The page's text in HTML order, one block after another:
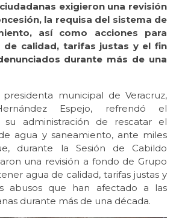
exigieron una revisión
la requisa del sistema de
así como acciones para
de calidad, tarifas justas y el fin
durante más de una
presidenta municipal de Veracruz,
Espejo, refrendó el
administración de rescatar el
agua y saneamiento, ante miles
durante la Sesión de Cabildo
una revisión a fondo de Grupo
agua de calidad, tarifas justas y
abusos que han afectado a las
durante más de una década.